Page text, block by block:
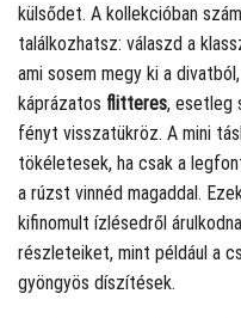
külsődet. A kollekcióban
találkozhatsz: válaszd a
ami sosem megy ki a
káprázatos flitteres, esetleg
fényt visszatükröz. A mini
tökéletesek, ha csak a
a rúzst vinnéd magaddal.
kifinomult ízlésedről
részleteiket, mint például a
gyöngyös díszítések.